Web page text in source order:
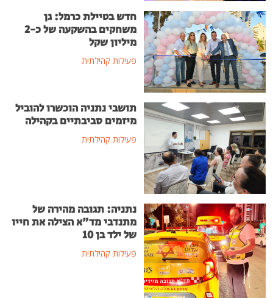
חדש בטיילת כרמל: גן
משחקים בהשקעה של כ-2
מיליון שקל
פעילות קהילתית
תושבי נתניה הוכשרו להוביל
מיזמים סביבתיים בקהילה
פעילות קהילתית
נתניה: תגובה מהירה של
מתנדבי מד"א הצילה את חייו
של ילד בן 10
פעילות קהילתית